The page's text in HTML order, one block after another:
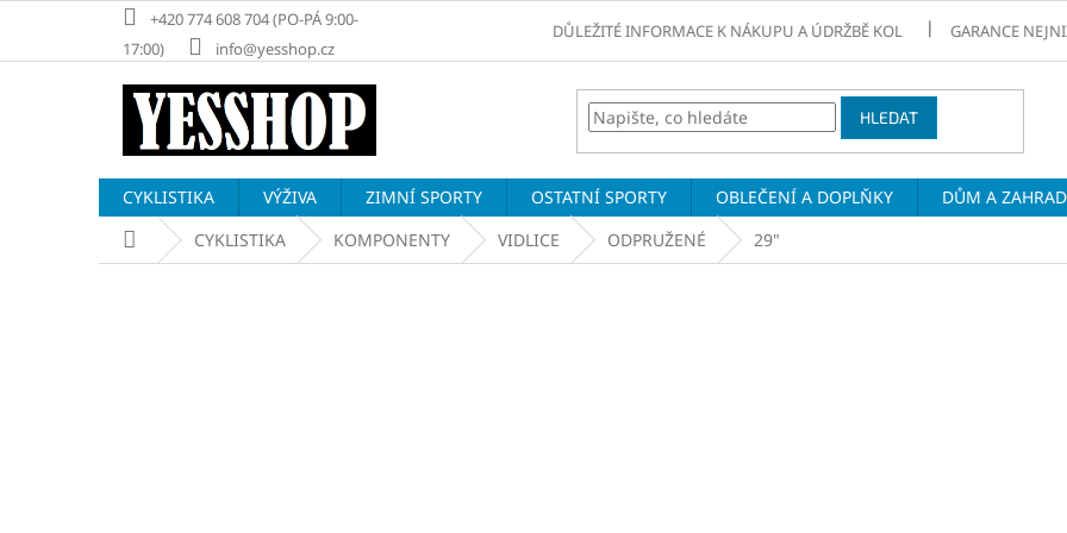
obsah
+420 774 608 704 (PO-PÁ 9:00-
17:00)
info@yesshop.cz
DŮLEŽITÉ INFORMACE K NÁKUPU A ÚDRŽBĚ KOL GARANCE
HLEDAT
CYKLISTIKA VÝŽIVA ZIMNÍ SPORTY OSTATNÍ SPORTY OBLEČENÍ A DOPLŇKY DŮM A
Domů CYKLISTIKA KOMPONENTY VIDLICE ODPRUŽENÉ 29"